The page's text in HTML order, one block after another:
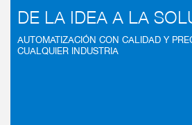
DE LA IDEA A LA
AUTOMATIZACIÓN CON CALIDAD Y
CUALQUIER INDUSTRIA